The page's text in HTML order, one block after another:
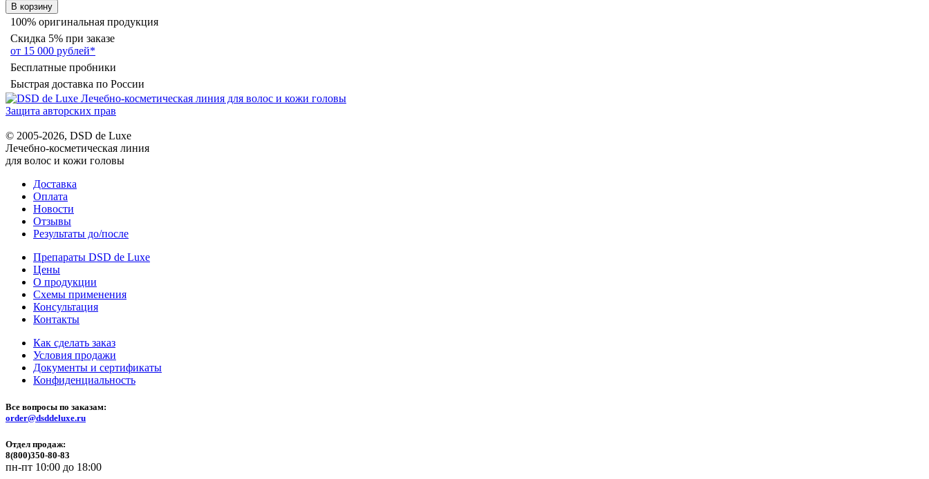
В корзину
100% оригинальная продукция
Скидка 5% при заказе
от 15 000 рублей*
Бесплатные пробники
Быстрая доставка по России
Защита авторских прав
© 2005-2026, DSD de Luxe
Лечебно-косметическая линия
для волос и кожи головы
Доставка
Оплата
Новости
Отзывы
Результаты до/после
Препараты DSD de Luxe
Цены
О продукции
Схемы применения
Консультация
Контакты
Как сделать заказ
Условия продажи
Документы и сертификаты
Конфиденциальность
Все вопросы по заказам:
order@dsddeluxe.ru
Отдел продаж:
8(800)350-80-83
пн-пт 10:00 до 18:00